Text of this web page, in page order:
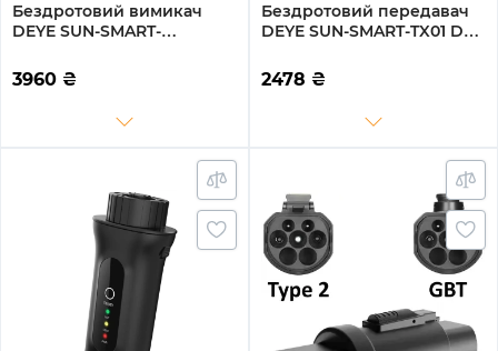
Бездротовий вимикач
DEYE SUN-SMART-
LoRa
3960 ₴
Бездротовий передавач
DEYE SUN-SMART-TX01 DC
2478 ₴